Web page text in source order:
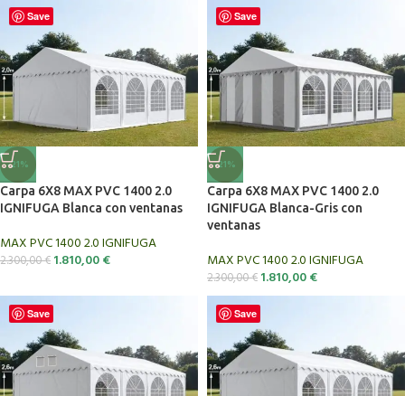
Save
-21%
Carpa 6X8 MAX PVC 1400 2.0
IGNIFUGA Blanca con ventanas
MAX PVC 1400 2.0 IGNIFUGA
2.300,00€ 1.810,00€
Save
-21%
Carpa 6X8 MAX PVC 1400 2.0
IGNIFUGA Blanca-Gris con
ventanas
MAX PVC 1400 2.0 IGNIFUGA
2.300,00€ 1.810,00€
Save Save